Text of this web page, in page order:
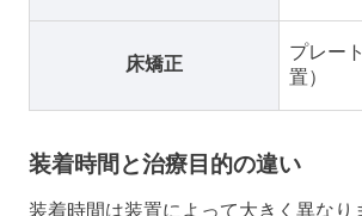
床矯正
プレー
置）
装着時間と治療目的の違い
装着時間は装置によって大きく異なり